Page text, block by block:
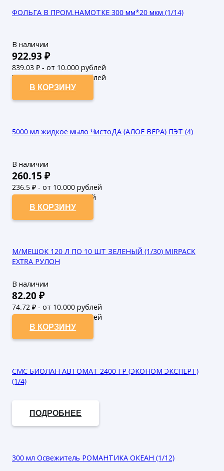
ФОЛЬГА В ПРОМ.НАМОТКЕ 300 мм*20 мкм (1/14)
В наличии
922.93 ₽
839.03 ₽ - от 10.000 рублей
762.75₽ - от 50.000 рублей
В КОРЗИНУ
5000 мл жидкое мыло ЧистоДА (АЛОЕ ВЕРА) ПЭТ (4)
В наличии
260.15 ₽
236.5 ₽ - от 10.000 рублей
215₽ - от 50.000 рублей
В КОРЗИНУ
М/МЕШОК 120 Л ПО 10 ШТ ЗЕЛЕНЫЙ (1/30) MIRPACK
EXTRA РУЛОН
В наличии
82.20₽
74.72 ₽ - от 10.000 рублей
67.93₽ - от 50.000 рублей
В КОРЗИНУ
СМС БИОЛАН АВТОМАТ 2400 ГР (ЭКОНОМ ЭКСПЕРТ)
(1/4)
ПОДРОБНЕЕ
300 мл Освежитель РОМАНТИКА ОКЕАН (1/12)